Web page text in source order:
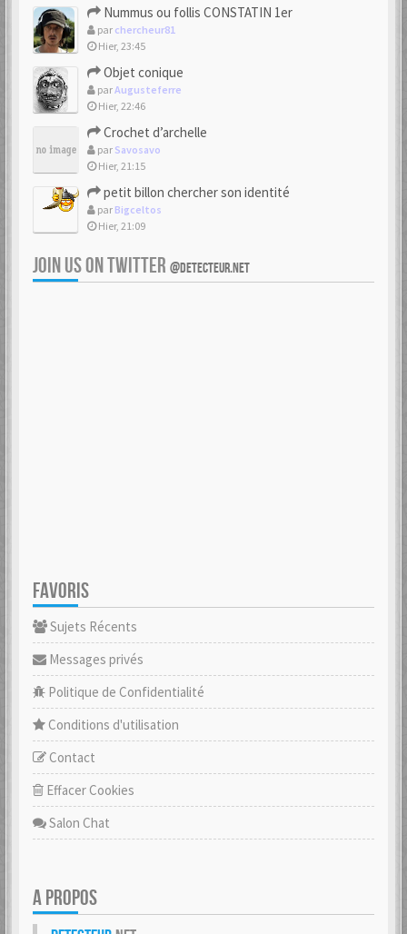
Nummus ou follis CONSTATIN 1er
par chercheur81
Hier, 23:45
Objet conique
parAugusteferre
Hier, 22:46
Crochet d’archelle
par Savosavo
Hier, 21:15
petit billon chercher son identité
par Bigceltos
Hier, 21:09
JOIN US ON TWITTER @DETECTEUR.NET
FAVORIS
Sujets Récents
Messages privés
Politique de Confidentialité
Conditions d'utilisation
Contact
Effacer Cookies
Salon Chat
A PROPOS